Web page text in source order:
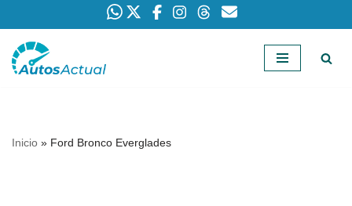
Saltar
Inicio » Ford Bronco Everglades